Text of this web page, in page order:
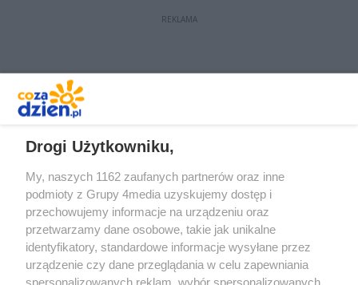
REKLAMA
Drogi Użytkowniku,
My, naszych 1162 zaufanych partnerów oraz inne
podmioty z Grupy 4media uzyskujemy dostęp i
przechowujemy informacje na urządzeniu oraz
przetwarzamy dane osobowe, takie jak unikalne
identyfikatory, standardowe informacje wysyłane przez
urządzenie czy dane przeglądania w celu zapewniania
spersonalizowanych reklam, wybór spersonalizowanych